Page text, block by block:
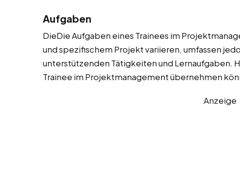
Aufgaben
DieDie Aufgaben eines Trainees im
und spezifischem Projekt variieren, umfassen
unterstützenden Tätigkeiten und Lernaufgaben.
Trainee im Projektmanagement übernehmen
Anzeige